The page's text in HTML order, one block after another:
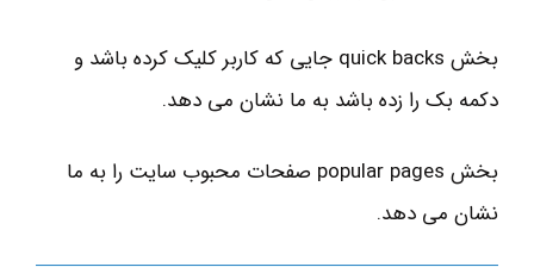
بخش quick backs جایی که کاربر کلیک کرده باشد و
دکمه بک را زده باشد به ما نشان می دهد.
بخش popular pages صفحات محبوب سایت را به ما
نشان می دهد.